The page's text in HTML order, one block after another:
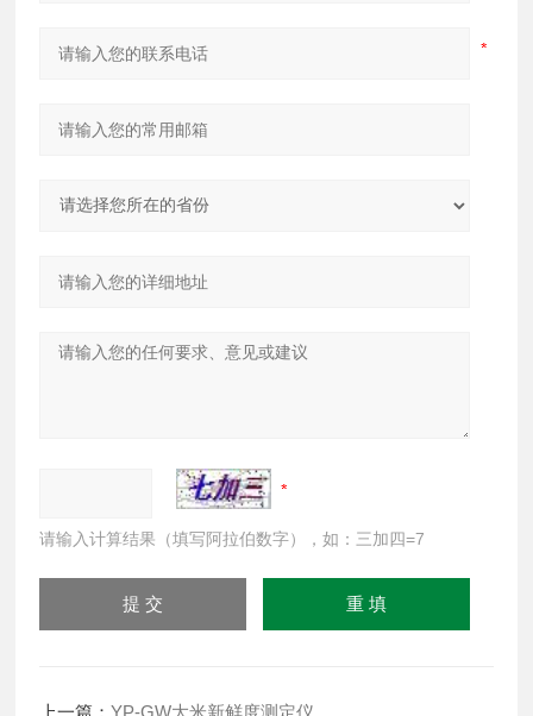
请输入计算结果（填写阿拉伯数字），如：三加四=7